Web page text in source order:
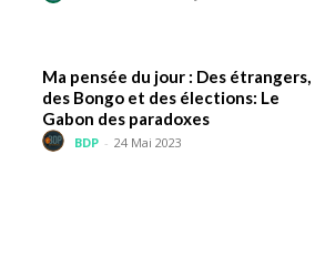
Ma pensée du jour : Des étrangers,
des Bongo et des élections: Le
Gabon des paradoxes
BDP - 24 Mai 2023